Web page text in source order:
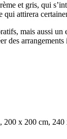
et gris, qui
attirera
mais aussi
des
200 x 200 cm, 240